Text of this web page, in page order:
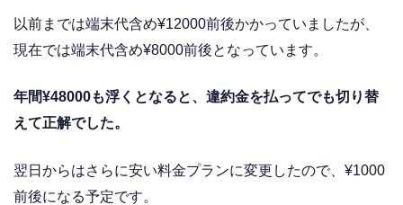
以前までは端末代含め¥12000前後かかっていましたが、
現在では端末代含め¥8000前後となっています。
年間¥48000も浮くとなると、違約金を払ってでも切り替
えて正解でした。
翌日からはさらに安い料金プランに変更したので、¥1000
前後になる予定です。